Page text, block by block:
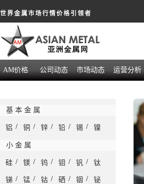
世界金属市场行情价格引领者
AM价格 公司动态 市场动态 运营分析
基 本 金 属
铝 / 铜 / 锌 / 铅 / 锡 / 镍
小 金 属
硅 / 镁 / 钨 / 钼 / 钒 / 钛
锑 / 锰 / 钴 / 硒 / 铟 / 铋